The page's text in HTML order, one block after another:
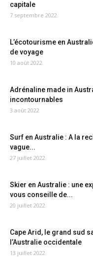
capitale
7 septembre 2022
L’écotourisme en
de voyage
10 août 2022
Adrénaline made in
incontournables
3 août 2022
Surf en Australie : A la
vague...
27 juillet 2022
Skier en Australie : une
vous conseille de...
20 juillet 2022
Cape Arid, le grand sud
l’Australie occidentale
13 juillet 2022